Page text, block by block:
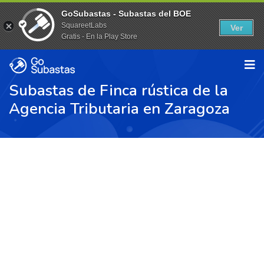
Subastas de Finca rústica de la
Agencia Tributaria en Zaragoza
GoSubastas - Subastas del BOE
SquareetLabs
Gratis - En la Play Store
Ver